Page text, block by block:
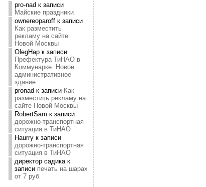
pro-nad к записи
Майские праздники
ownereoparoffк записи
Как разместить
рекламу на сайте
Новой Москвы
OlegHapк записи
Префектура ТиНАО в
Коммунарке. Новое
административное
здание
pronad к записи Как
разместить рекламу на
сайте Новой Москвы
RobertSam к записи
дорожно-транспортная
ситуация в ТиНАО
Haurryк записи
дорожно-транспортная
ситуация в ТиНАО
директор садикак
записи печать на шарах
от 7 руб